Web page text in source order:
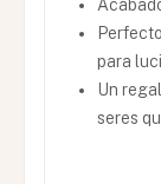
para
Un
seres